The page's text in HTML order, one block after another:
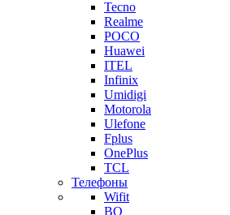
Tecno
Realme
POCO
Huawei
ITEL
Infinix
Umidigi
Motorola
Ulefone
Fplus
OnePlus
TCL
Телефоны
Wifit
BQ